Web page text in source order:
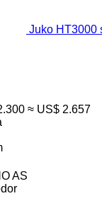
Juko HT3000
≈ US$ 2.657
AS